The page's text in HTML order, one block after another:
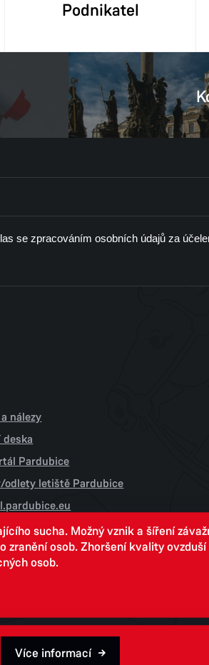
Podnikatel
se zpracováním osobních údajů za
nálezy
deska
Pardubice
odlety letiště Pardubice
sucha. Možný vznik a šíření
osob. Zhoršení kvality
osob.
Více informací